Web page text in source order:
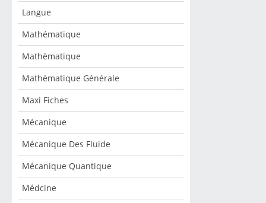
Langue
Mathématique
Mathèmatique
Mathèmatique Générale
Maxi Fiches
Mécanique
Mécanique Des Fluide
Mécanique Quantique
Médcine